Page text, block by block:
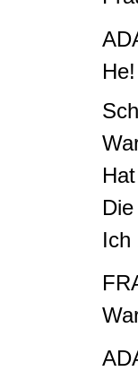
Ich